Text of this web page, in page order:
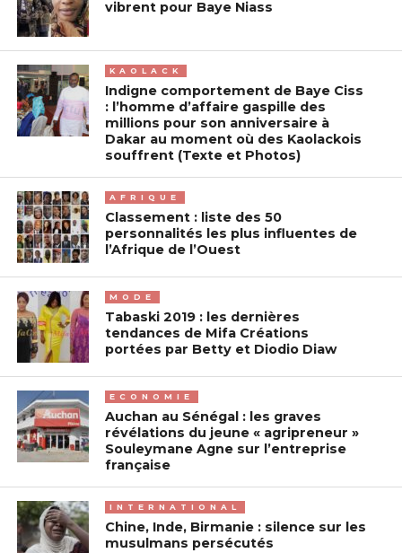
vibrent pour Baye Niass
KAOLACK
Indigne comportement de Baye Ciss
: l’homme d’affaire gaspille des
millions pour son anniversaire à
Dakar au moment où des Kaolackois
souffrent (Texte et Photos)
AFRIQUE
Classement : liste des 50
personnalités les plus influentes de
l’Afrique de l’Ouest
MODE
Tabaski 2019 : les dernières
tendances de Mifa Créations
portées par Betty et Diodio Diaw
ECONOMIE
Auchan au Sénégal : les graves
révélations du jeune « agripreneur »
Souleymane Agne sur l’entreprise
française
INTERNATIONAL
Chine, Inde, Birmanie : silence sur les
musulmans persécutés